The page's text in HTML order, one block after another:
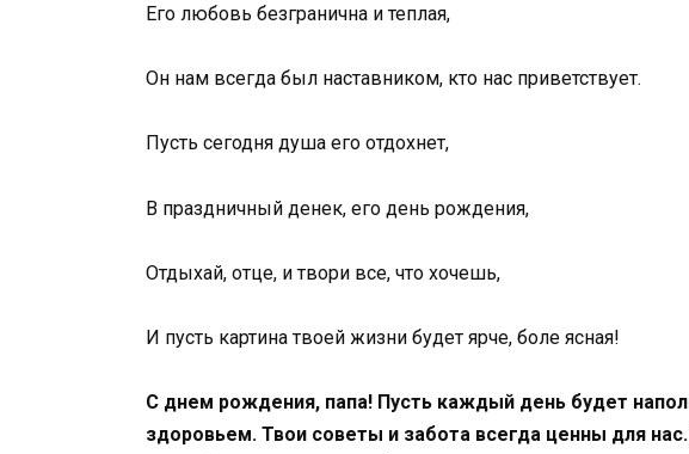
Его любовь безгранична и теплая,
Он нам всегда был наставником, кто нас приветствует.
Пусть сегодня душа его отдохнет,
В праздничный денек, его день рождения,
Отдыхай, отце, и твори все, что хочешь,
И пусть картина твоей жизни будет ярче, боле ясная!
С днем рождения, папа! Пусть каждый день будет
здоровьем. Твои советы и забота всегда ценны для